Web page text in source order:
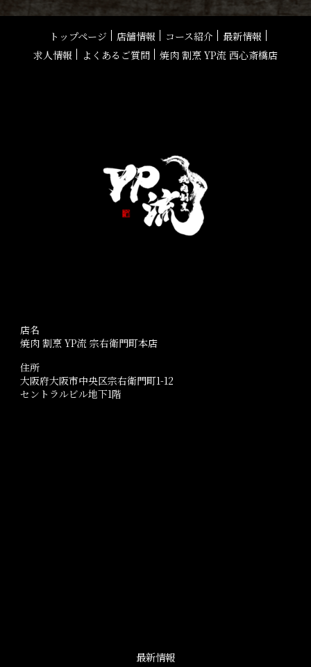
トップページ 店舗情報 コース紹介
最新情報
求人情報
よくあるご質問 焼肉 割烹 YP流 西心斎橋店
店名
焼肉 割烹 YP流 宗右衛門町本店
住所
大阪府大阪市中央区宗右衛門町1-12
セントラルビル地下1階
最新情報